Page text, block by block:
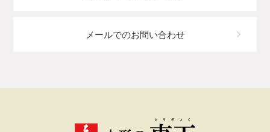
メールでのお問い合わせ